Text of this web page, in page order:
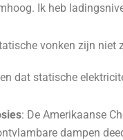
Ik heb
vonken zijn niet
dat statische
: De Amerikaanse
dampen